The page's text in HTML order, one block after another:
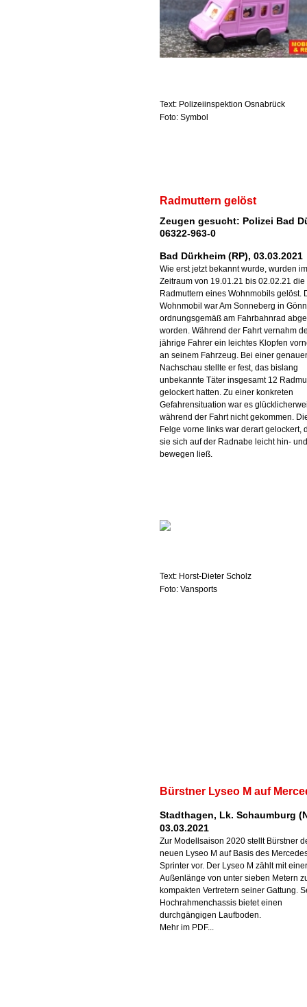
Text: Polizeiinspektion Osnabrück
Foto: Symbol
Radmuttern gelöst
Zeugen gesucht: Polizei Bad
06322-963-0
Bad Dürkheim (RP), 03.03.2021
Wie erst jetzt bekannt wurde, wurden im
Zeitraum von 19.01.21 bis 02.02.21 die
Radmuttern eines Wohnmobils gelöst.
Wohnmobil war Am Sonneberg in
ordnungsgemäß am Fahrbahnrad
worden. Während der Fahrt vernahm
jährige Fahrer ein leichtes Klopfen
an seinem Fahrzeug. Bei einer
Nachschau stellte er fest, das bislang
unbekannte Täter insgesamt 12
gelockert hatten. Zu einer konkreten
Gefahrensituation war es
während der Fahrt nicht gekommen.
Felge vorne links war derart gelockert,
sie sich auf der Radnabe leicht hin-
bewegen ließ.
Text: Horst-Dieter Scholz
Foto: Vansports
Bürstner Lyseo M auf
Stadthagen, Lk. Schaumburg
03.03.2021
Zur Modellsaison 2020 stellt Bürstner
neuen Lyseo M auf Basis des
Sprinter vor. Der Lyseo M zählt mit einer
Außenlänge von unter sieben Metern
kompakten Vertretern seiner Gattung.
Hochrahmenchassis bietet einen
durchgängigen Laufboden.
Mehr im PDF...